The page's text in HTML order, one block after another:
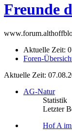
Freunde
Aktuelle Zeit:
Foren-
Aktuelle Zeit:
AG-Natur
Statistik
Letzter
Hof A im